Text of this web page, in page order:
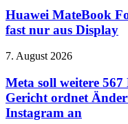
seinen
Rächer
Amerika
Fold:
Dieses
Notebook
fast
aus
Display
Huawei MateBook
fast nur aus Display
Meta
weitere
567
Millionen
Dollar
7. August 2026
Meta soll weitere
Gericht ordnet
Instagram an